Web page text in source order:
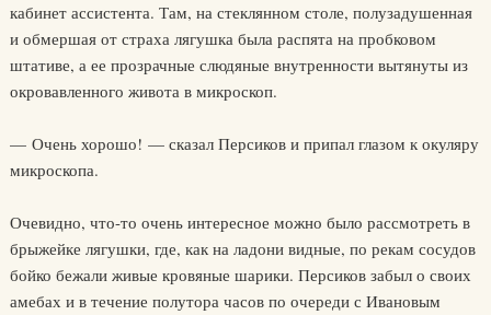
кабинет ассистента. Там, на стеклянном столе, полузадушенная
и обмершая от страха лягушка была распята на пробковом
штативе, а ее прозрачные слюдяные внутренности вытянуты из
окровавленного живота в микроскоп.
— Очень хорошо! — сказал Персиков и припал глазом к окуляру
микроскопа.
Очевидно, что-то очень интересное можно было рассмотреть в
брыжейке лягушки, где, как на ладони видные, по рекам сосудов
бойко бежали живые кровяные шарики. Персиков забыл о своих
амебах и в течение полутора часов по очереди с Ивановым